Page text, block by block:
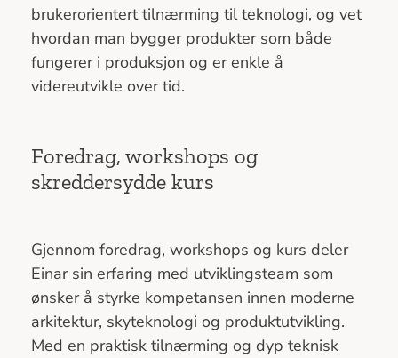
brukerorientert tilnærming til teknologi, og vet
hvordan man bygger produkter som både
fungerer i produksjon og er enkle å
videreutvikle over tid.
Foredrag, workshops og
skreddersydde kurs
Gjennom foredrag, workshops og kurs deler
Einar sin erfaring med utviklingsteam som
ønsker å styrke kompetansen innen moderne
arkitektur, skyteknologi og produktutvikling.
Med en praktisk tilnærming og dyp teknisk